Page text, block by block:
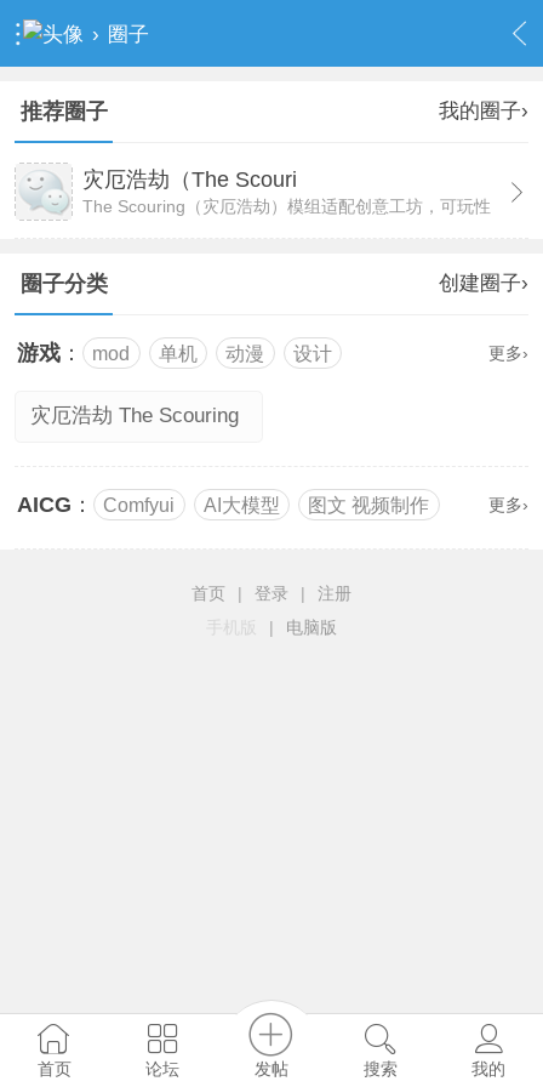
› 圈子
推荐圈子 我的圈子›
灾厄浩劫（The Scouri
The Scouring（灾厄浩劫）模组适配创意工坊，可玩性
圈子分类 创建圈子›
游戏 ： mod 单机 动漫 设计 更多›
灾厄浩劫 The Scouring
AICG ： Comfyui AI大模型 图文 视频制作 更多›
首页 | 登录 |
注册
手机版
| 电脑版
首页 论坛 发帖 搜索 我的